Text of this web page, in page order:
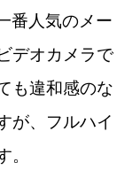
番人気のメー
デオカメラで
も違和感のな
が、フルハイ
。